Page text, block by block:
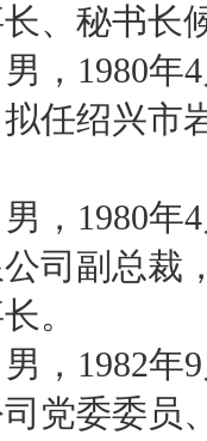
、秘书长
，1980
任绍兴市
，1980年
司副总裁
。
，1982年
党委委员